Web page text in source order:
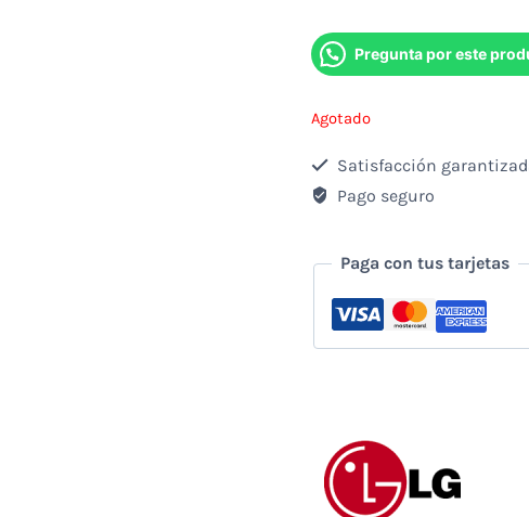
Pregunta por este
Agotado
Satisfacción
Pago seguro
Paga con tus tarjetas